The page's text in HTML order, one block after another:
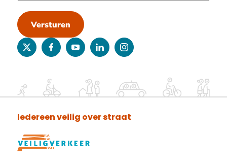
Versturen
twitterfacebookyoutubelinkedininstagram
Iedereen veilig over straat